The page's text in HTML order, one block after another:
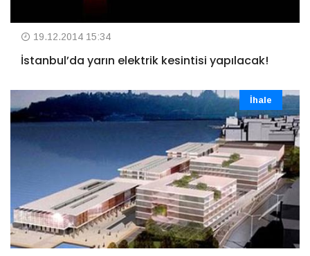
19.12.2014 15:34
İstanbul’da yarın elektrik kesintisi yapılacak!
İhale